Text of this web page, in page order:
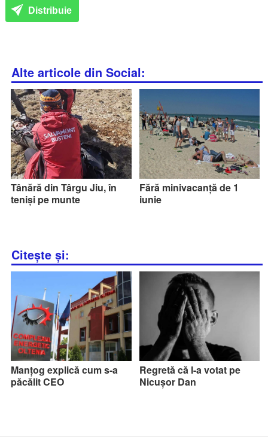
Distribuie
Alte articole din Social:
Tânără din Târgu Jiu, în
teniși pe munte
Fără minivacanță de 1
iunie
Citește și:
Manțog explică cum s-a
păcălit CEO
Regretă că l-a votat pe
Nicușor Dan